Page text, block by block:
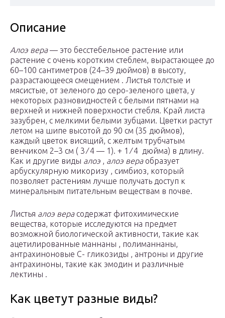
Описание
Алоэ вера— это бесстебельное растение или
растение с очень коротким стеблем, вырастающее до
60–100 сантиметров (24–39 дюймов) в высоту,
разрастающееся смещением . Листья толстые и
мясистые, от зеленого до серо-зеленого цвета, у
некоторых разновидностей с белыми пятнами на
верхней и нижней поверхности стебля. Край листа
зазубрен, с мелкими белыми зубцами. Цветки растут
летом на шипе высотой до 90 см (35 дюймов),
каждый цветок висящий, с желтым трубчатым
венчиком 2–3 см ( 3 ⁄ 4 — 1). + 1 ⁄ 4 дюйма) в длину.
Как и другие виды алоэ , алоэ вераобразует
арбускулярную микоризу , симбиоз, который
позволяет растениям лучше получать доступ к
минеральным питательным веществам в почве.
Листья алоэ верасодержат фитохимические
вещества, которые исследуются на предмет
возможной биологической активности, такие как
ацетилированные маннаны , полиманнаны,
антрахиноновые С- гликозиды , антроны и другие
антрахиноны, такие как эмодин и различные
лектины .
Как цветут разные виды?